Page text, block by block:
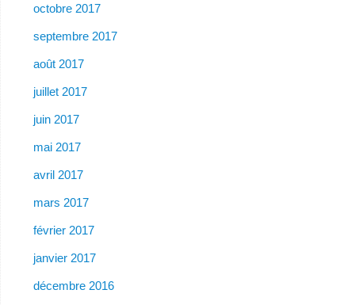
octobre 2017
septembre 2017
août 2017
juillet 2017
juin 2017
mai 2017
avril 2017
mars 2017
février 2017
janvier 2017
décembre 2016